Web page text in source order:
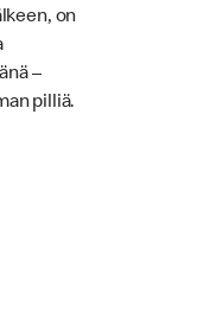
on
–
pilliä.